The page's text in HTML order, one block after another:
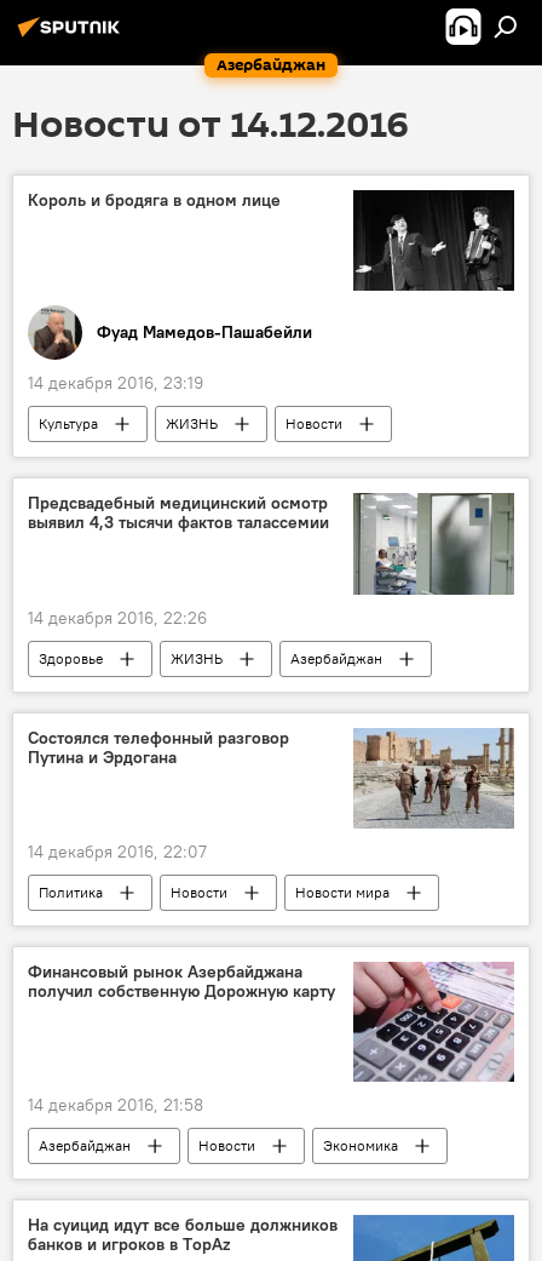
Азербайджан
Новости от 14.12.2016
Король и бродяга в одном лице
Фуад Мамедов-Пашабейли
14 декабря 2016, 23:19
Культура ЖИЗНЬ
Новости
Новости мира
Колумнисты
Индия
Болливуд
Ранбир Радж Капур
День рождения
Актер
Звезда
Предсвадебный медицинский осмотр
выявил 4,3 тысячи фактов талассемии
14 декабря 2016, 22:26
Здоровье ЖИЗНЬ
Азербайджан
Новости
Республиканский центр талассемии
Заболевание
Талассемия
Состоялся телефонный разговор
Путина и Эрдогана
14 декабря 2016, 22:07
Политика Новости
Новости мира
Россия
Россия
Турция
Телефонный разговор
Обсуждение
Сирия
Финансовый рынок Азербайджана
получил собственную Дорожную карту
14 декабря 2016, 21:58
Азербайджан Новости
Экономика
Дорожная карта
На суицид идут все больше должников
банков и игроков в ТopAz